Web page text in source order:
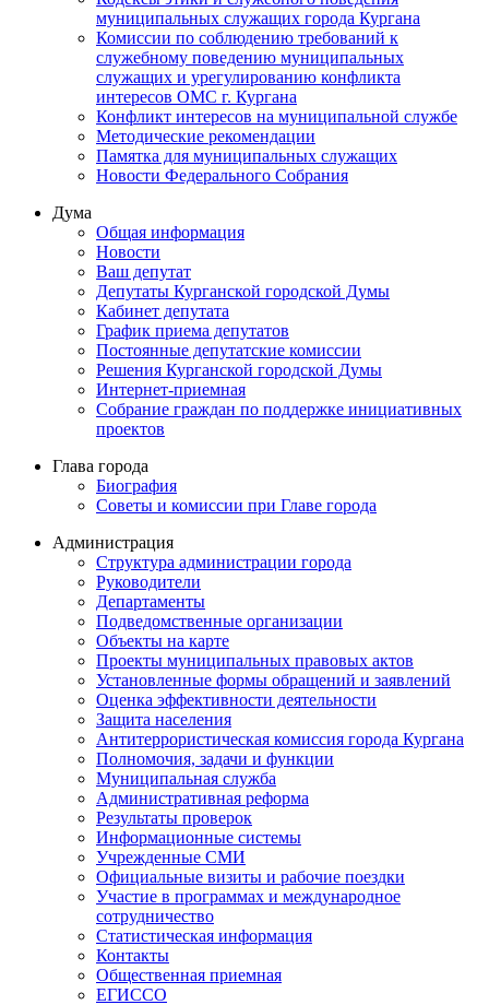
муниципальных служащих города Кургана
Комиссии по соблюдению требований к
служебному поведению муниципальных
служащих и урегулированию конфликта
интересов ОМС г. Кургана
Конфликт интересов на муниципальной службе
Методические рекомендации
Памятка для муниципальных служащих
Новости Федерального Cобрания
Дума
Общая информация
Новости
Ваш депутат
Депутаты Курганской городской Думы
Кабинет депутата
График приема депутатов
Постоянные депутатские комиссии
Решения Курганской городской Думы
Интернет-приемная
Собрание граждан по поддержке инициативных
проектов
Глава города
Биография
Советы и комиссии при Главе города
Администрация
Структура администрации города
Руководители
Департаменты
Подведомственные организации
Объекты на карте
Проекты муниципальных правовых актов
Установленные формы обращений и заявлений
Оценка эффективности деятельности
Защита населения
Антитеррористическая комиссия города Кургана
Полномочия, задачи и функции
Муниципальная служба
Административная реформа
Результаты проверок
Информационные системы
Учрежденные СМИ
Официальные визиты и рабочие поездки
Участие в программах и международное
сотрудничество
Статистическая информация
Контакты
Общественная приемная
ЕГИССО